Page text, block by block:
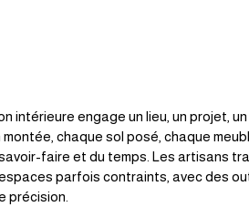
intérieure engage un lieu, un projet,
chaque sol posé, chaque
faire et du temps. Les artisans
parfois contraints, avec des
précision.